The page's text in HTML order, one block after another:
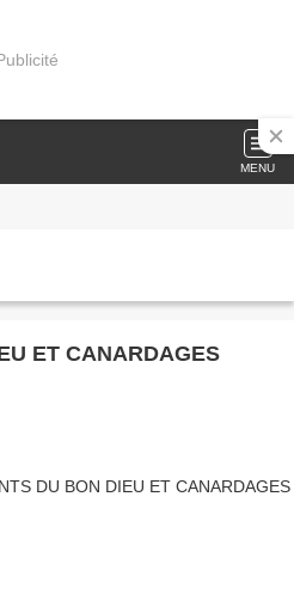
MENU
ET CANARDAGES